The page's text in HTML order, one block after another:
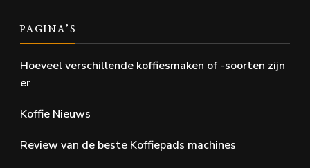
PAGINA’S
Hoeveel verschillende koffiesmaken of -soorten zijn
er
Koffie Nieuws
Review van de beste Koffiepads machines